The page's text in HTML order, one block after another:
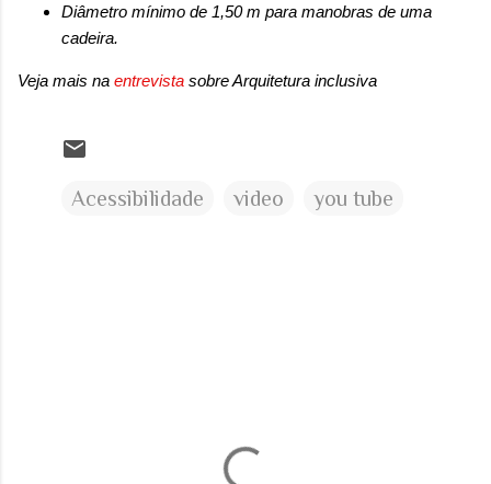
Diâmetro mínimo de 1,50 m para manobras de uma
cadeira.
Veja mais na entrevista sobre Arquitetura inclusiva
Acessibilidade video you tube